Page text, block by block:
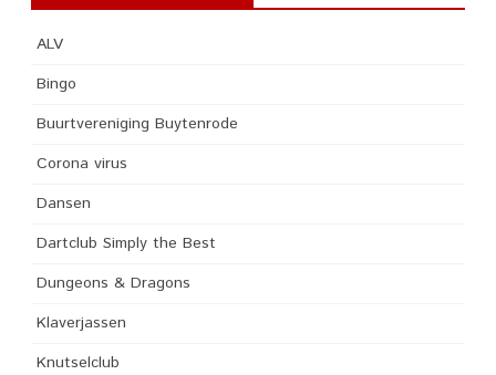
ALV
Bingo
Buurtvereniging Buytenrode
Corona virus
Dansen
Dartclub Simply the Best
Dungeons & Dragons
Klaverjassen
Knutselclub